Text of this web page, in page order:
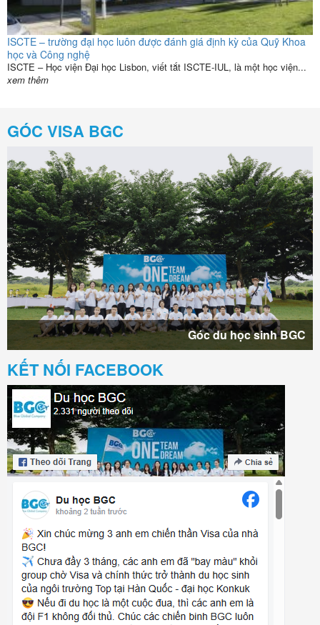
ISCTE – trường đại học luôn được đánh giá định kỳ của Quỹ Khoa
học và Công nghệ
ISCTE – Học viện Đại học Lisbon, viết tắt ISCTE-IUL, là một học viện...
xem thêm
GÓC VISA BGC
Góc du học sinh BGC
KẾT NỐI FACEBOOK